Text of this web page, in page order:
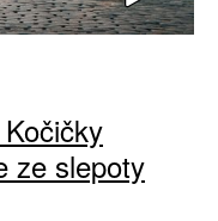
ze slepoty